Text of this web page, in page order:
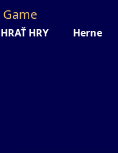
HRAŤ HRY
Herne